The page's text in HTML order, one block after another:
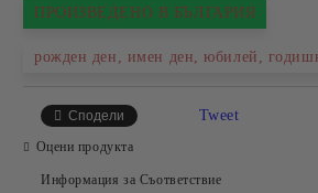
ПРОИЗВЕДЕНО В БЪЛГАРИЯ
рожден ден, имен ден, юбилей,
Сподели Tweet
Оцени продукта
Информация за Съответствие